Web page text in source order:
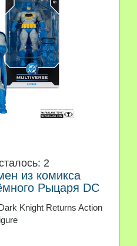
2
из комикса
Рыцаря DC
Knight Returns Action